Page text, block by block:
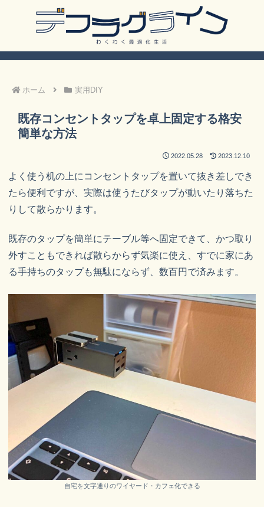
ホーム 実用DIY
既存コンセントタップを卓上固定する格安
簡単な方法
2022.05.28 2023.12.10
よく使う机の上にコンセントタップを置いて抜き差しでき
たら便利ですが、実際は使うたびタップが動いたり落ちた
りして散らかります。
既存のタップを簡単にテーブル等へ固定できて、かつ取り
外すこともできれば散らからず気楽に使え、すでに家にあ
る手持ちのタップも無駄にならず、数百円で済みます。
自宅を文字通りのワイヤード・カフェ化できる